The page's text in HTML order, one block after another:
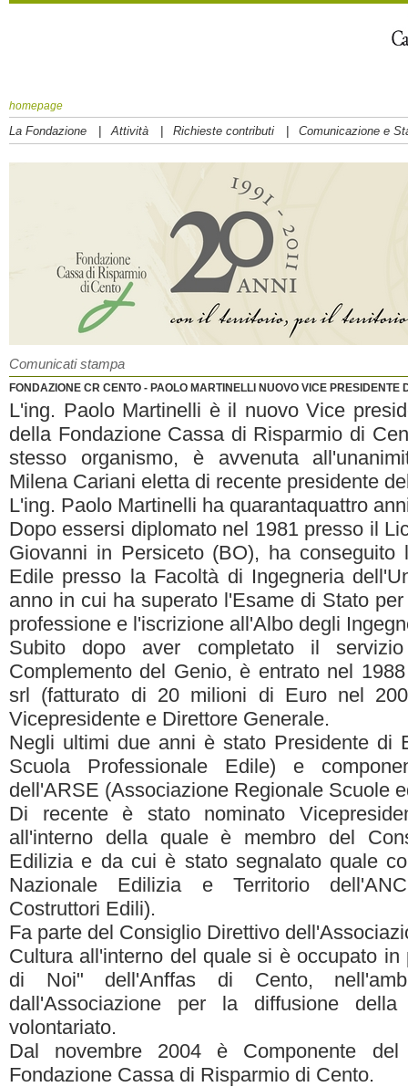
homepage
La Fondazione | Attività | Richieste contributi | Comunicazione e
Comunicati stampa
FONDAZIONE CR CENTO - PAOLO MARTINELLI NUOVO VICE PRESIDENTE
L'ing. Paolo Martinelli è il nuovo Vice
della Fondazione Cassa di Risparmio di
stesso organismo, è avvenuta
Milena Cariani eletta di recente presidente
L'ing. Paolo Martinelli ha quarantaquattro
Dopo essersi diplomato nel 1981 presso il
Giovanni in Persiceto (BO), ha
Edile presso la Facoltà di Ingegneria
anno in cui ha superato l'Esame di Stato
professione e l'iscrizione all'Albo degli
Subito dopo aver completato il
Complemento del Genio, è entrato nel
srl (fatturato di 20 milioni di Euro nel
Vicepresidente e Direttore Generale.
Negli ultimi due anni è stato Presidente di
Scuola Professionale Edile) e
dell'ARSE (Associazione Regionale Scuole
Di recente è stato nominato
all'interno della quale è membro del
Edilizia e da cui è stato segnalato quale
Nazionale Edilizia e Territorio
Costruttori Edili).
Fa parte del Consiglio Direttivo
Cultura all'interno del quale si è occupato
di Noi" dell'Anffas di Cento,
dall'Associazione per la diffusione
volontariato.
Dal novembre 2004 è Componente
Fondazione Cassa di Risparmio di Cento.